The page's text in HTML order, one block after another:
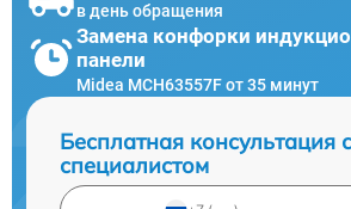
в день обращения
Замена конфорки
панели
Midea MCH63557F от 35 минут
Бесплатная консультация
специалистом